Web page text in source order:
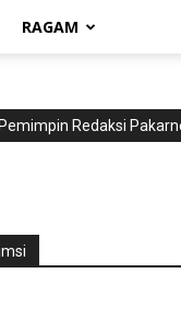
RAGAM
Pemimpin Redaksi